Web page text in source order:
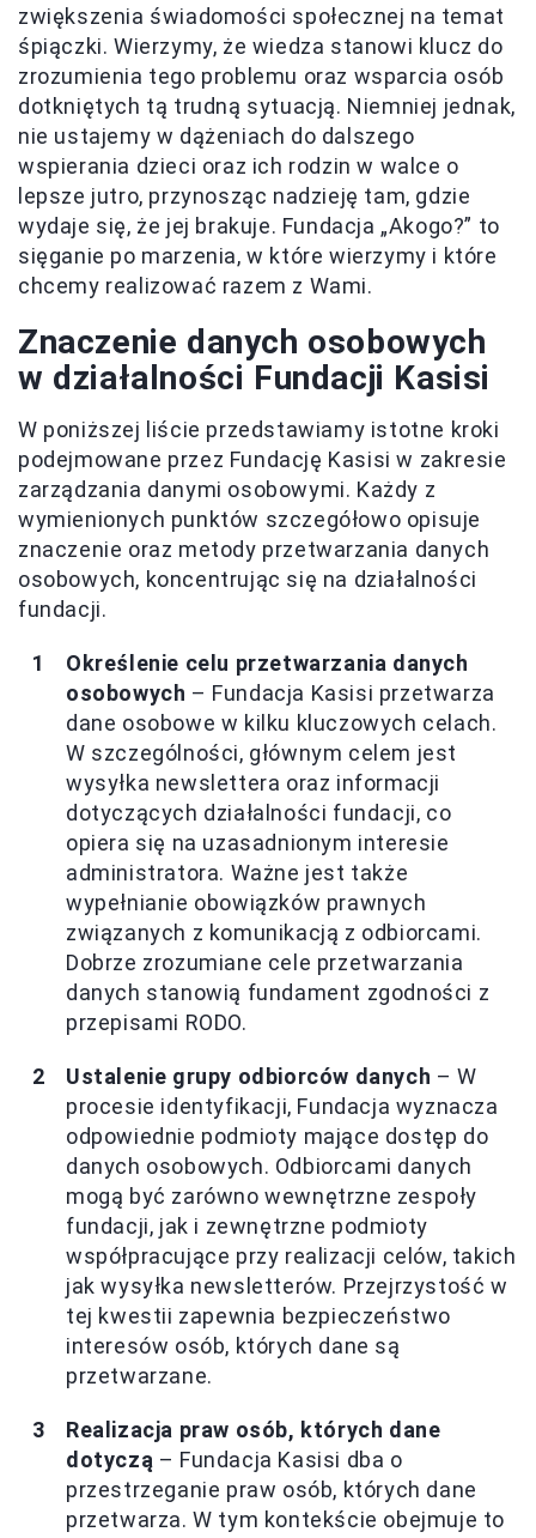
zwiększenia świadomości społecznej na temat
śpiączki. Wierzymy, że wiedza stanowi klucz do
zrozumienia tego problemu oraz wsparcia osób
dotkniętych tą trudną sytuacją. Niemniej jednak,
nie ustajemy w dążeniach do dalszego
wspierania dzieci oraz ich rodzin w walce o
lepsze jutro, przynosząc nadzieję tam, gdzie
wydaje się, że jej brakuje. Fundacja „Akogo?” to
sięganie po marzenia, w które wierzymy i które
chcemy realizować razem z Wami.
Znaczenie danych osobowych
w działalności Fundacji Kasisi
W poniższej liście przedstawiamy istotne kroki
podejmowane przez Fundację Kasisi w zakresie
zarządzania danymi osobowymi. Każdy z
wymienionych punktów szczegółowo opisuje
znaczenie oraz metody przetwarzania danych
osobowych, koncentrując się na działalności
fundacji.
Określenie celu przetwarzania danych
osobowych – Fundacja Kasisi przetwarza
dane osobowe w kilku kluczowych celach.
W szczególności, głównym celem jest
wysyłka newslettera oraz informacji
dotyczących działalności fundacji, co
opiera się na uzasadnionym interesie
administratora. Ważne jest także
wypełnianie obowiązków prawnych
związanych z komunikacją z odbiorcami.
Dobrze zrozumiane cele przetwarzania
danych stanowią fundament zgodności z
przepisami RODO.
Ustalenie grupy odbiorców danych – W
procesie identyfikacji, Fundacja wyznacza
odpowiednie podmioty mające dostęp do
danych osobowych. Odbiorcami danych
mogą być zarówno wewnętrzne zespoły
fundacji, jak i zewnętrzne podmioty
współpracujące przy realizacji celów, takich
jak wysyłka newsletterów. Przejrzystość w
tej kwestii zapewnia bezpieczeństwo
interesów osób, których dane są
przetwarzane.
Realizacja praw osób, których dane
dotyczą – Fundacja Kasisi dba o
przestrzeganie praw osób, których dane
przetwarza. W tym kontekście obejmuje to